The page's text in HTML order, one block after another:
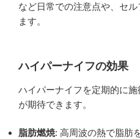
など日常での注意点や、セ
ます。
ハイパーナイフの効果
ハイパーナイフを定期的に
が期待できます。
脂肪燃焼: 高周波の熱で脂肪